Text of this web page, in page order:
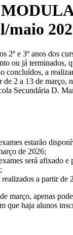
maio
2º e 3º anos dos
ou já terminados,
concluídos, a
de 2 a 13 de março,
Secundária D.
estarão
de 2026;
será afixado
realizados a partir de
março, apenas
que haja alunos